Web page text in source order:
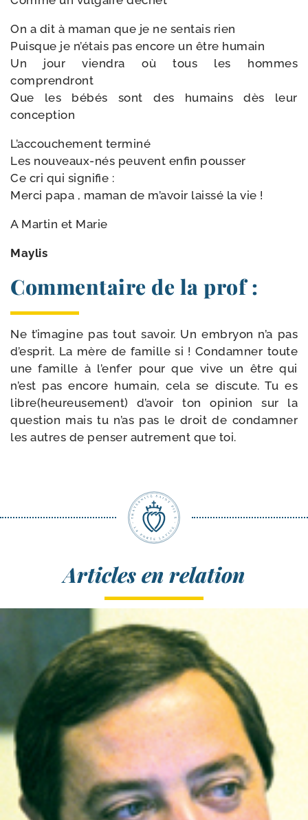
On a dit à maman que je ne sen­tais rien
Puisque je n’étais pas encore un être humain
Un jour vien­dra où tous les hommes
comprendront
Que les bébés sont des humains dès leur
conception
L’accouchement ter­mi­né
Les nouveaux-​nés peuvent enfin pousser
Ce cri qui signifie :
Merci papa , maman de m’avoir lais­sé la vie !
A Martin et Marie
Maylis
Commentaire de la prof :
Ne t’imagine pas tout savoir. Un embryon n’a pas
d’esprit. La mère de famille si ! Condamner toute
une famille à l’enfer pour que vive un être qui
n’est pas encore humain, cela se dis­cute. Tu es
libre(heureusement) d’avoir ton opi­nion sur la
ques­tion mais tu n’as pas le droit de condam­ner
les autres de pen­ser autre­ment que toi.
Articles en relation